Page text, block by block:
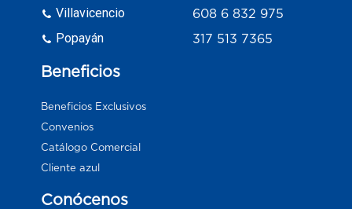
Villavicencio
Popayán
608 6 832 975
317 513 7365
Beneficios
Beneficios Exclusivos
Convenios
Catálogo Comercial
Cliente azul
Conócenos